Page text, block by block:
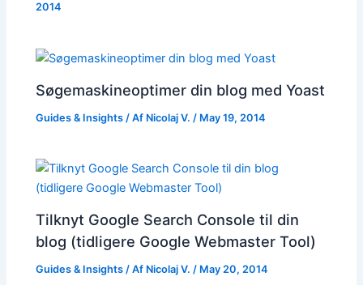
2014
Søgemaskineoptimer din blog med Yoast
Guides & Insights / Af Nicolaj V./ May 19, 2014
Tilknyt Google Search Console til din
blog (tidligere Google Webmaster Tool)
Guides & Insights / Af Nicolaj V./ May 20, 2014